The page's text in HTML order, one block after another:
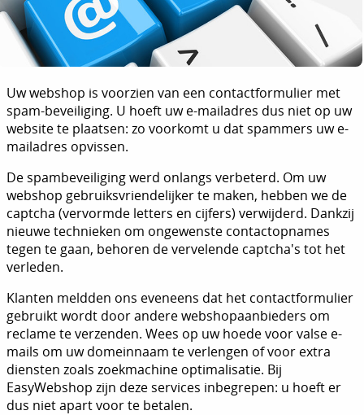
Uw webshop is voorzien van een contactformulier met
spam-beveiliging. U hoeft uw e-mailadres dus niet op uw
website te plaatsen: zo voorkomt u dat spammers uw e-
mailadres opvissen.
De spambeveiliging werd onlangs verbeterd. Om uw
webshop gebruiksvriendelijker te maken, hebben we de
captcha (vervormde letters en cijfers) verwijderd. Dankzij
nieuwe technieken om ongewenste contactopnames
tegen te gaan, behoren de vervelende captcha's tot het
verleden.
Klanten meldden ons eveneens dat het contactformulier
gebruikt wordt door andere webshopaanbieders om
reclame te verzenden. Wees op uw hoede voor valse e-
mails om uw domeinnaam te verlengen of voor extra
diensten zoals zoekmachine optimalisatie. Bij
EasyWebshop zijn deze services inbegrepen: u hoeft er
dus niet apart voor te betalen.